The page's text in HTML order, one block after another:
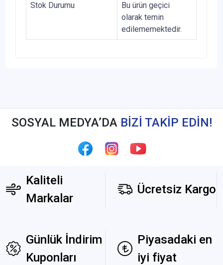
Stok Durumu
Bu ürün geçici
olarak temin
edilememektedir.
SOSYAL MEDYA’DA BİZİ TAKİP EDİN!
Kaliteli
Markalar
Ücretsiz Kargo
Günlük İndirim
Kuponları
Piyasadaki en
iyi fiyat